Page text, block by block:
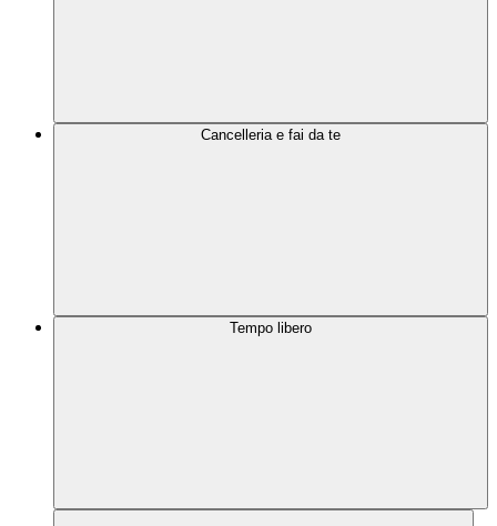
Cancelleria e fai da te
Tempo libero